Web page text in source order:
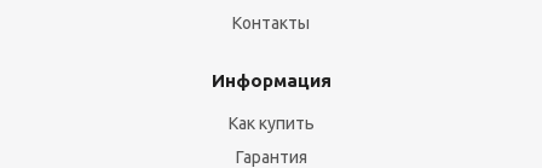
Контакты
Информация
Как купить
Гарантия